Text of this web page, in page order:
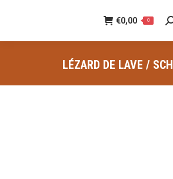
€0,00 0
:
LÉZARD DE LAVE /